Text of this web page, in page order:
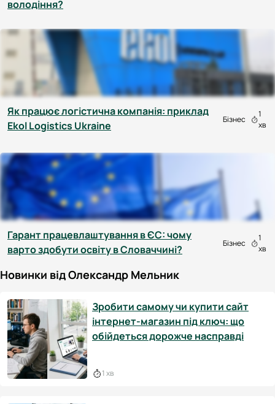
володіння?
Як працює логістична компанія: приклад
Ekol Logistics Ukraine
Бізнес
1
хв
Гарант працевлаштування в ЄС: чому
варто здобути освіту в Словаччині?
Бізнес
1
хв
Новинки від Олександр Мельник
Зробити самому чи купити сайт
інтернет-магазин під ключ: що
обійдеться дорожче насправді
1 хв